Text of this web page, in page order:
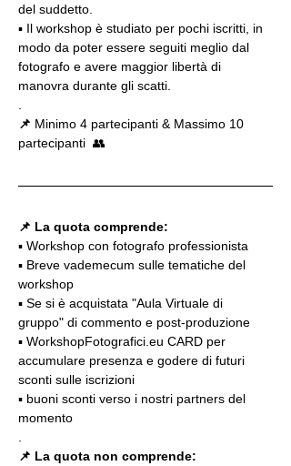
del suddetto.
▪️ Il workshop è studiato per pochi iscritti, in
modo da poter essere seguiti meglio dal
fotografo e avere maggior libertà di
manovra durante gli scatti.
📌 Minimo 4 partecipanti & Massimo 10
partecipanti  👥
📌 La quota comprende:
▪️ Workshop con fotografo professionista
▪️ Breve vademecum sulle tematiche del
workshop
▪️ Se si è acquistata "Aula Virtuale di
gruppo" di commento e post-produzione
▪️ WorkshopFotografici.eu CARD per
accumulare presenza e godere di futuri
sconti sulle iscrizioni
▪️ buoni sconti verso i nostri partners del
momento
📌 La quota non comprende: